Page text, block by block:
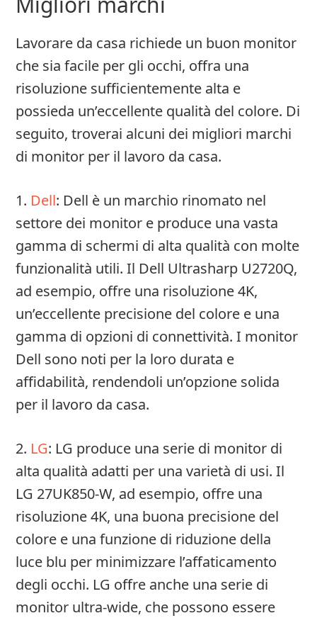
Lavorare da casa richiede un buon monitor
che sia facile per gli occhi, offra una
risoluzione sufficientemente alta e
possieda un’eccellente qualità del colore. Di
seguito, troverai alcuni dei migliori marchi
di monitor per il lavoro da casa.
1. Dell: Dell è un marchio rinomato nel
settore dei monitor e produce una vasta
gamma di schermi di alta qualità con molte
funzionalità utili. Il Dell Ultrasharp U2720Q,
ad esempio, offre una risoluzione 4K,
un’eccellente precisione del colore e una
gamma di opzioni di connettività. I monitor
Dell sono noti per la loro durata e
affidabilità, rendendoli un’opzione solida
per il lavoro da casa.
2. LG: LG produce una serie di monitor di
alta qualità adatti per una varietà di usi. Il
LG 27UK850-W, ad esempio, offre una
risoluzione 4K, una buona precisione del
colore e una funzione di riduzione della
luce blu per minimizzare l’affaticamento
degli occhi. LG offre anche una serie di
monitor ultra-wide, che possono essere